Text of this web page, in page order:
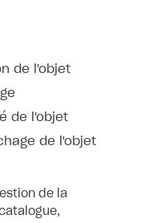
de l'objet
de l'objet
de l'objet
de la